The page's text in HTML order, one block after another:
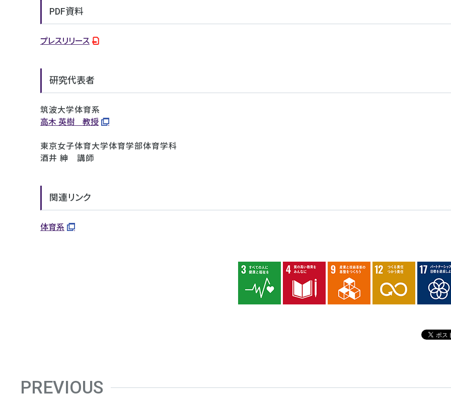
PDF資料
プレスリリース
研究代表者
筑波大学体育系
高木 英樹 教授
東京女子体育大学体育学部体育学科
酒井 紳 講師
関連リンク
体育系
PREVIOUS